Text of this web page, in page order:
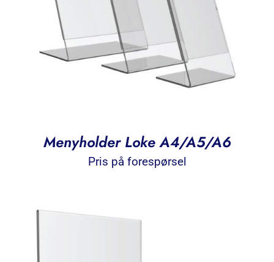
Menyholder Loke A4/A5/A6
Pris på forespørsel